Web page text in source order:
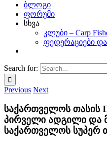
ბლოგი
ფორუმი
სხვა
კლუბი – Carp
ფედერაციები
Search for:
Previous Next
საქართველოს თასის
პირველი ადგილი და
საქართველოს სუპერ